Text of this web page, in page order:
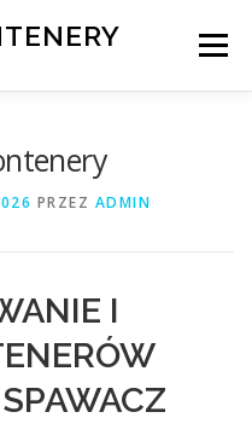
Menu
DO KLIENTA
PRZEZ ADMIN
I